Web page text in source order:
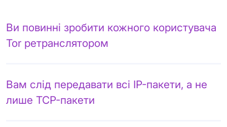
Ви повинні зробити кожного користувача
Tor ретранслятором
Вам слід передавати всі IP-пакети, а не
лише TCP-пакети